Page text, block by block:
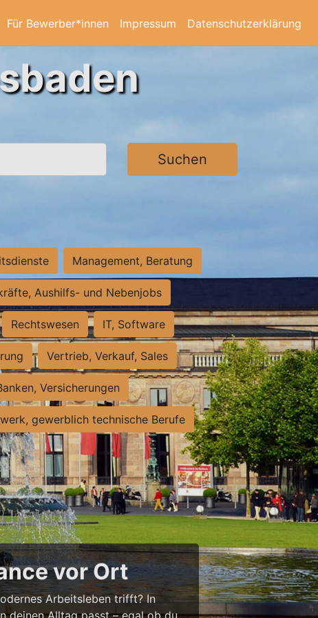
Für Bewerber*innen Impressum Datenschutzerklärung
Suchen
Management, Beratung
Aushilfs- und Nebenjobs
Rechtswesen IT, Software
Vertrieb, Verkauf, Sales
Versicherungen
gewerblich technische Berufe
vor Ort
Arbeitsleben trifft? In